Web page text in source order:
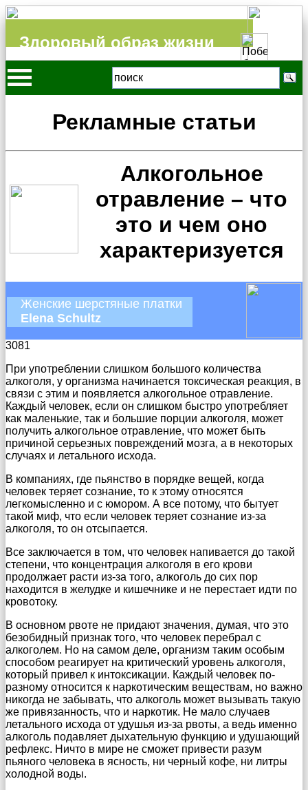
Здоровый образ жизни
Рекламные статьи
Алкогольное
отравление – что
это и чем оно
характеризуется
Женские шерстяные платки
Elena Schultz
3081
При употреблении слишком большого количества
алкоголя, у организма начинается токсическая реакция, в
связи с этим и появляется алкогольное отравление.
Каждый человек, если он слишком быстро употребляет
как маленькие, так и большие порции алкоголя, может
получить алкогольное отравление, что может быть
причиной серьезных повреждений мозга, а в некоторых
случаях и летального исхода.
В компаниях, где пьянство в порядке вещей, когда
человек теряет сознание, то к этому относятся
легкомысленно и с юмором. А все потому, что бытует
такой миф, что если человек теряет сознание из-за
алкоголя, то он отсыпается.
Все заключается в том, что человек напивается до такой
степени, что концентрация алкоголя в его крови
продолжает расти из-за того, алкоголь до сих пор
находится в желудке и кишечнике и не перестает идти по
кровотоку.
В основном рвоте не придают значения, думая, что это
безобидный признак того, что человек перебрал с
алкоголем. Но на самом деле, организм таким особым
способом реагирует на критический уровень алкоголя,
который привел к интоксикации. Каждый человек по-
разному относится к наркотическим веществам, но важно
никогда не забывать, что алкоголь может вызывать такую
же привязанность, что и наркотик. Не мало случаев
летального исхода от удушья из-за рвоты, а ведь именно
алкоголь подавляет дыхательную функцию и удушающий
рефлекс. Ничто в мире не сможет привести разум
пьяного человека в ясность, ни черный кофе, ни литры
холодной воды.